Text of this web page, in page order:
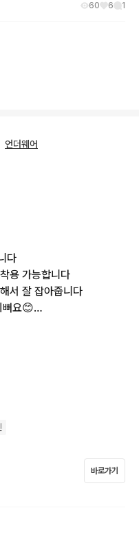
60 6 1
언더웨어
다
용 가능합니다
서 잘 잡아줍니다
뻐요😊
주세요~~
바로가기